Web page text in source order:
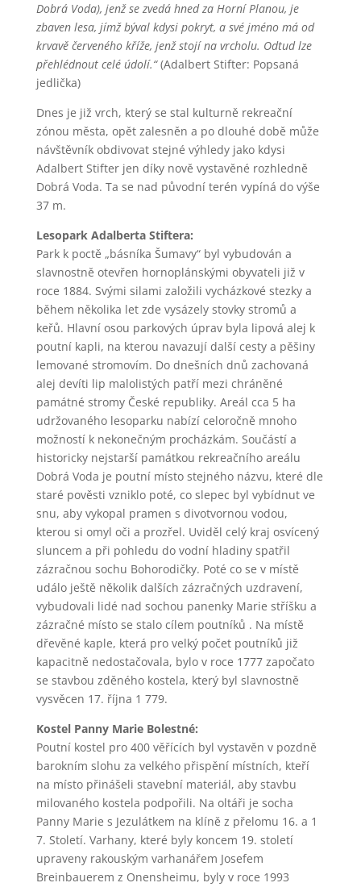
Dobrá Voda), jenž se zvedá hned za Horní Planou, je
zbaven lesa, jímž býval kdysi pokryt, a své jméno má od
krvavě červeného kříže, jenž stojí na vrcholu. Odtud lze
přehlédnout celé údolí.“(Adalbert Stifter: Popsaná
jedlička)
Dnes je již vrch, který se stal kulturně rekreační
zónou města, opět zalesněn a po dlouhé době může
návštěvník obdivovat stejné výhledy jako kdysi
Adalbert Stifter jen díky nově vystavěné rozhledně
Dobrá Voda. Ta se nad původní terén vypíná do výše
37 m.
Lesopark Adalberta Stiftera:
Park k poctě „básníka Šumavy“ byl vybudován a
slavnostně otevřen hornoplánskými obyvateli již v
roce 1884. Svými silami založili vycházkové stezky a
během několika let zde vysázely stovky stromů a
keřů. Hlavní osou parkových úprav byla lipová alej k
poutní kapli, na kterou navazují další cesty a pěšiny
lemované stromovím. Do dnešních dnů zachovaná
alej devíti lip malolistých patří mezi chráněné
památné stromy České republiky. Areál cca 5 ha
udržovaného lesoparku nabízí celoročně mnoho
možností k nekonečným procházkám. Součástí a
historicky nejstarší památkou rekreačního areálu
Dobrá Voda je poutní místo stejného názvu, které dle
staré pověsti vzniklo poté, co slepec byl vybídnut ve
snu, aby vykopal pramen s divotvornou vodou,
kterou si omyl oči a prozřel. Uviděl celý kraj osvícený
sluncem a při pohledu do vodní hladiny spatřil
zázračnou sochu Bohorodičky. Poté co se v místě
událo ještě několik dalších zázračných uzdravení,
vybudovali lidé nad sochou panenky Marie stříšku a
zázračné místo se stalo cílem poutníků . Na místě
dřevěné kaple, která pro velký počet poutníků již
kapacitně nedostačovala, bylo v roce 1777 započato
se stavbou zděného kostela, který byl slavnostně
vysvěcen 17. října 1 779.
Kostel Panny Marie Bolestné:
Poutní kostel pro 400 věřících byl vystavěn v pozdně
barokním slohu za velkého přispění místních, kteří
na místo přinášeli stavební materiál, aby stavbu
milovaného kostela podpořili. Na oltáři je socha
Panny Marie s Jezulátkem na klíně z přelomu 16. a 1
7. Století. Varhany, které byly koncem 19. století
upraveny rakouským varhanářem Josefem
Breinbauerem z Onensheimu, byly v roce 1993